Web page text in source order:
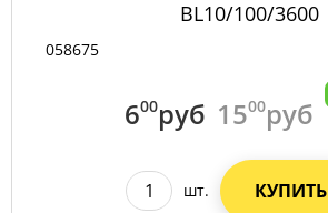
BL10/100/3600
058675
600руб 1500руб
шт. КУПИТЬ